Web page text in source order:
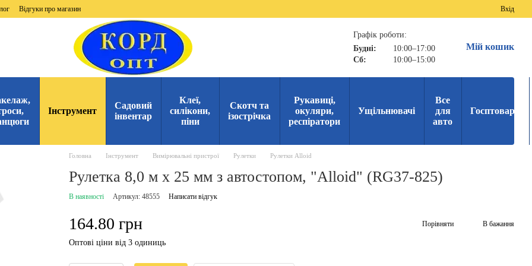
Відгуки про магазин Вхід
Графік роботи:
Будні:
10:00–17:00
Сб:
10:00–15:00
Мій кошик
Інструмент
Садовий
інвентар
Клеї,
силікони,
піни
Скотч та
ізострічка
Рукавиці,
окуляри,
респіратори
Ущільнювачі
Все
для
авто
Госптовари
Головна Інструмент Вимірювальні пристрої Рулетки Рулетки Alloid
Рулетка 8,0 м х 25 мм з автостопом, "Alloid" (RG37-825)
В наявності Артикул: 48555 Написати відгук
164.80 грн Порівняти В бажання
Оптові ціни від 3 одиниць